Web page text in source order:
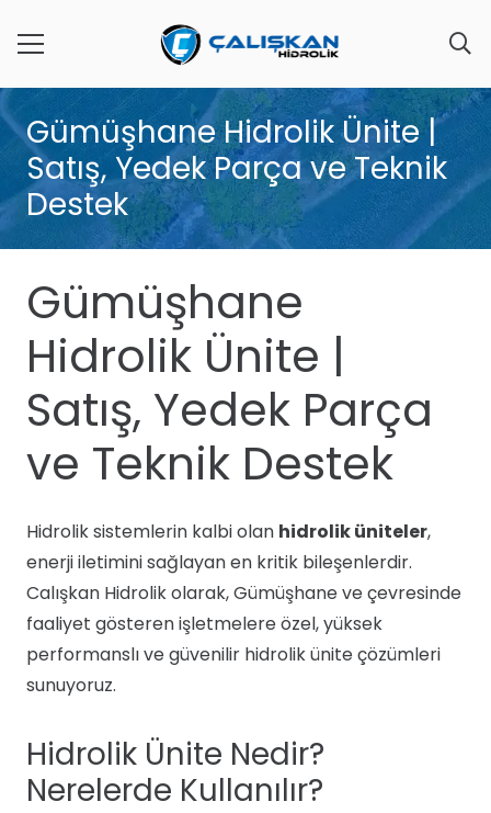
Gümüşhane Hidrolik Ünite |
Satış, Yedek Parça ve Teknik
Destek
Gümüşhane
Hidrolik Ünite |
Satış, Yedek Parça
ve Teknik Destek
Hidrolik sistemlerin kalbi olan hidrolik üniteler,
enerji iletimini sağlayan en kritik bileşenlerdir.
Calışkan Hidrolik olarak, Gümüşhane ve çevresinde
faaliyet gösteren işletmelere özel, yüksek
performanslı ve güvenilir hidrolik ünite çözümleri
sunuyoruz.
Hidrolik Ünite Nedir?
Nerelerde Kullanılır?